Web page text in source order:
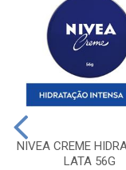
NIVEA CREME
LATA 56G